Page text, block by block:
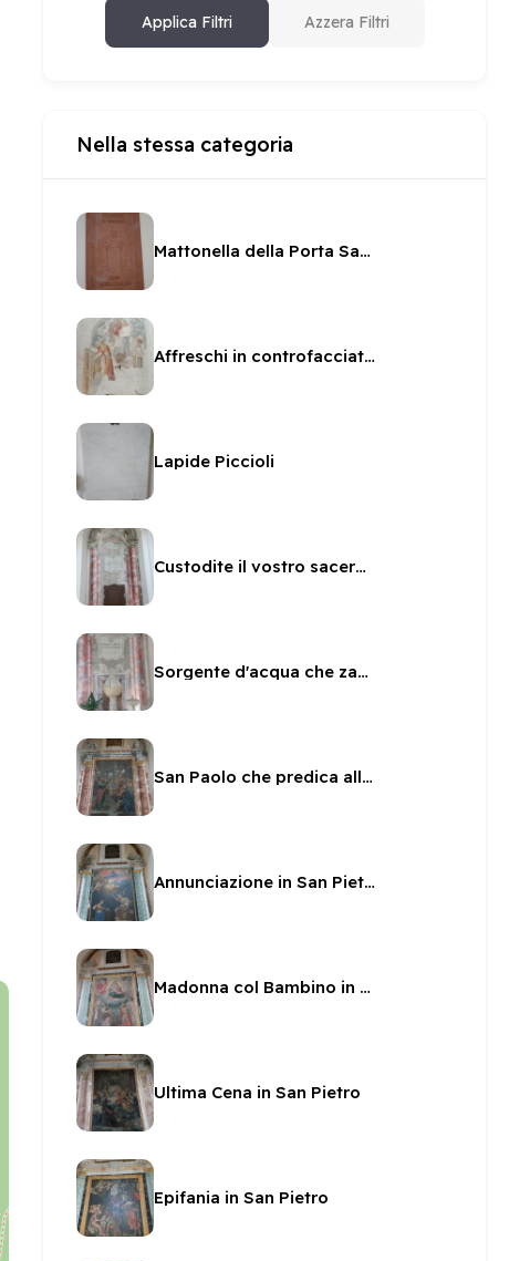
Applica Filtri Azzera Filtri
Nella stessa categoria
Mattonella della Porta Santa di San Pietro del Giubileo 2000
Affreschi in controfacciata in San Pietro
Lapide Piccioli
Custodite il vostro sacerdozio
Sorgente d'acqua che zampilla per la vita eterna
San Paolo che predica all'Areopago di Atene sta in San Pietro
Annunciazione in San Pietro
Madonna col Bambino in gloria tra Santi in San Pietro
Ultima Cena in San Pietro
Epifania in San Pietro